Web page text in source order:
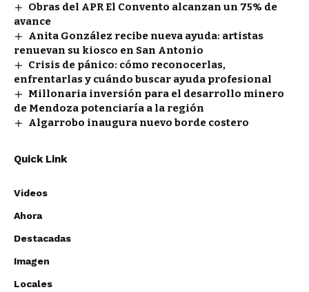
Obras del APR El Convento alcanzan un 75% de
avance
Anita González recibe nueva ayuda: artistas
renuevan su kiosco en San Antonio
Crisis de pánico: cómo reconocerlas,
enfrentarlas y cuándo buscar ayuda profesional
Millonaria inversión para el desarrollo minero
de Mendoza potenciaría a la región
Algarrobo inaugura nuevo borde costero
Quick Link
Videos
Ahora
Destacadas
Imagen
Locales